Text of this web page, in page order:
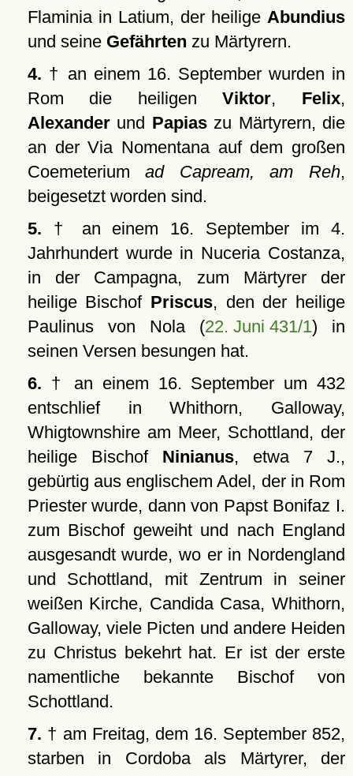
Flaminia in Latium, der heilige Abundius
und seine Gefährten zu Märtyrern.
4. † an einem 16. September wurden in
Rom die heiligenViktor, Felix,
Alexanderund Papiaszu Märtyrern, die
an der Via Nomentana auf dem großen
Coemeteriumad Capream, am Reh,
beigesetzt worden sind.
5. † an einem 16. September im 4.
Jahrhundert wurde in Nuceria Costanza,
in der Campagna, zum Märtyrer der
heilige Bischof Priscus, den der heilige
Paulinus von Nola (22. Juni 431/1) in
seinen Versen besungen hat.
6. † an einem 16. September um 432
entschlief in Whithorn, Galloway,
Whigtownshire am Meer, Schottland, der
heilige Bischof Ninianus, etwa 7 J.,
gebürtig aus englischem Adel, der in Rom
Priester wurde, dann von Papst Bonifaz I.
zum Bischof geweiht und nach England
ausgesandt wurde, wo er in Nordengland
und Schottland, mit Zentrum in seiner
weißen Kirche, Candida Casa, Whithorn,
Galloway, viele Picten und andere Heiden
zu Christus bekehrt hat. Er ist der erste
namentliche bekannte Bischof von
Schottland.
7. † am Freitag, dem 16. September 852,
starben in Cordoba als Märtyrer, der